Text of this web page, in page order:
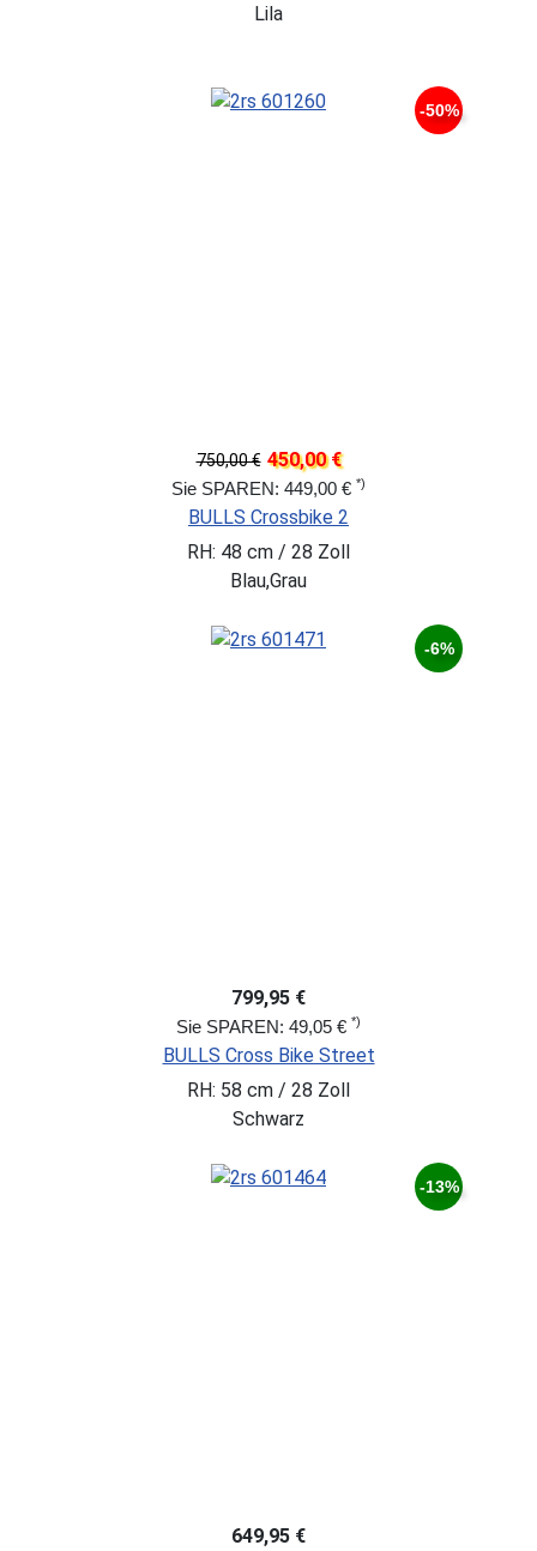
Lila
-50%
750,00 € 450,00 €
Sie SPAREN: 449,00 € *)
BULLS Crossbike 2
RH: 48 cm / 28 Zoll
Blau,Grau
-6%
799,95 €
Sie SPAREN: 49,05 € *)
BULLS Cross Bike Street
RH: 58 cm / 28 Zoll
Schwarz
-13%
649,95 €